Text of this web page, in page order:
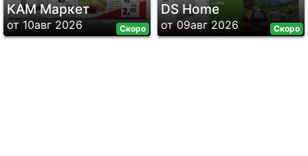
Скоро
КАМ Маркет
от 10авг 2026 Скоро
DS Home
от 09авг 2026